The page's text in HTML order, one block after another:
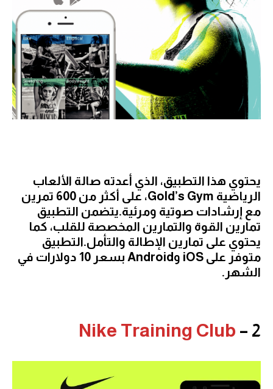
يحتوي هذا التطبيق، الذي أعدته صالة الألعاب
الرياضية Gold’s Gym، على أكثر من 600 تمرين
مع إرشادات صوتية ومرئية.يتضمن التطبيق
تمارين القوة والتمارين المخصصة للقلب، كما
يحتوي على تمارين الإطالة والتأمل.التطبيق
متوفر على iOS وAndroid بسعر 10 دولارات في
الشهر.
2 –
Nike Training Club